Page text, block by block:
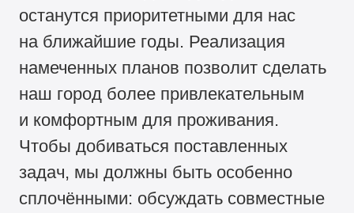
останутся приоритетными для нас
на ближайшие годы. Реализация
намеченных планов позволит сделать
наш город более привлекательным
и комфортным для проживания.
Чтобы добиваться поставленных
задач, мы должны быть особенно
сплочёнными: обсуждать совместные